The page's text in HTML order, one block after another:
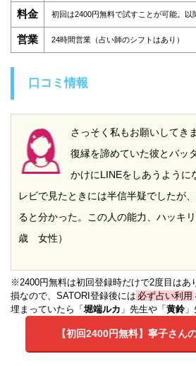
料金 初回は2400円無料で試すことが可能。以
営業 24時間営業（占い師のシフトはあり）
口コミ情報
さっそく私もお願いしてき
復縁を諦めていた彼とバッ
かけにLINEをしあうように
レビで見たときには半信半疑でしたが
ると分かった。この人の能力、ハッキ
歳 女性）
※2400円無料は初回登録時だけで2度目はあ
損なので、SATORI登録後には 必ず占い利用
埋まっていたら「堀端ルカ 」先生や「 黄鈴」
【初回2400円無料】 寧子さん